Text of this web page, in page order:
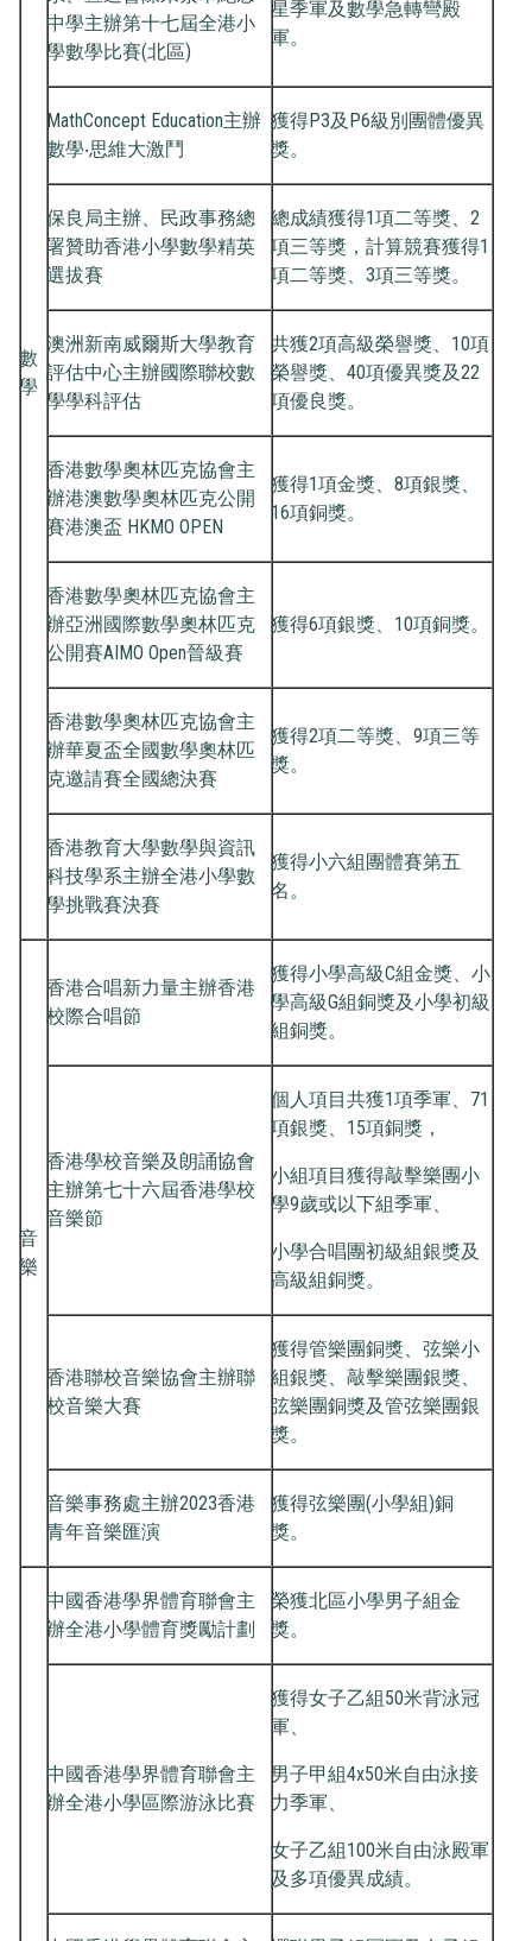
數
學
中學主辦第十七屆全港小
學數學比賽(北區)
星季軍及數學急轉彎殿
軍。
MathConcept Education主辦
數學‧思維大激鬥
獲得P3及P6級別團體優異
獎。
保良局主辦、民政事務總
署贊助香港小學數學精英
選拔賽
總成績獲得1項二等獎、2
項三等獎，計算競賽獲得1
項二等獎、3項三等獎。
澳洲新南威爾斯大學教育
評估中心主辦國際聯校數
學學科評估
共獲2項高級榮譽獎、10項
榮譽獎、40項優異獎及22
項優良獎。
香港數學奧林匹克協會主
辦港澳數學奧林匹克公開
賽港澳盃 HKMO OPEN
獲得1項金獎、8項銀獎、
16項銅獎。
香港數學奧林匹克協會主
辦亞洲國際數學奧林匹克
公開賽AIMO Open晉級賽
獲得6項銀獎、10項銅獎。
香港數學奧林匹克協會主
辦華夏盃全國數學奧林匹
克邀請賽全國總決賽
獲得2項二等獎、9項三等
獎。
香港教育大學數學與資訊
科技學系主辦全港小學數
學挑戰賽決賽
獲得小六組團體賽第五
名。
音
樂
香港合唱新力量主辦香港
校際合唱節
獲得小學高級C組金獎、小
學高級G組銅獎及小學初級
組銅獎。
香港學校音樂及朗誦協會
主辦第七十六屆香港學校
音樂節
個人項目共獲1項季軍、71
項銀獎、15項銅獎，
小組項目獲得敲擊樂團小
學9歲或以下組季軍、
小學合唱團初級組銀獎及
高級組銅獎。
香港聯校音樂協會主辦聯
校音樂大賽
獲得管樂團銅獎、弦樂小
組銀獎、敲擊樂團銀獎、
弦樂團銅獎及管弦樂團銀
獎。
音樂事務處主辦2023香港
青年音樂匯演
獲得弦樂團(小學組)銅
獎。
中國香港學界體育聯會主
辦全港小學體育獎勵計劃
榮獲北區小學男子組金
獎。
中國香港學界體育聯會主
辦全港小學區際游泳比賽
獲得女子乙組50米背泳冠
軍、
男子甲組4x50米自由泳接
力季軍、
女子乙組100米自由泳殿軍
及多項優異成績。